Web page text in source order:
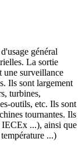
général
La sortie
une surveillance
Ils sont largement
turbines,
outils, etc. Ils sont
tournantes. Ils
...), ainsi que
...)